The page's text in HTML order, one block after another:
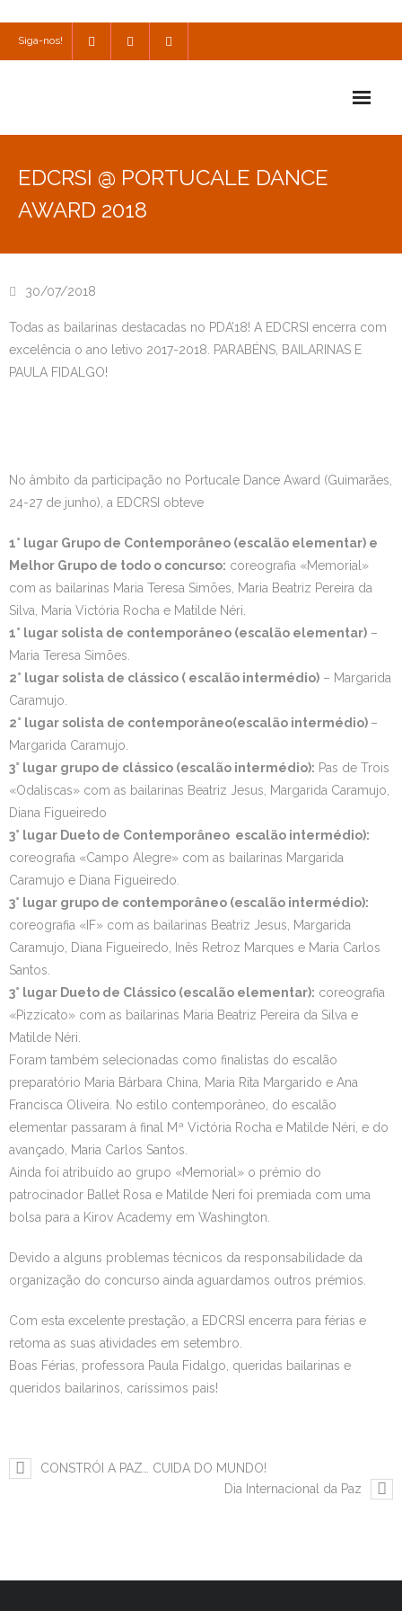
Siga-nos!
SPO
EDCRSI @ PORTUCALE DANCE
AWARD 2018
30/07/2018
Todas as bailarinas destacadas no PDA’18! A EDCRSI encerra com
excelência o ano letivo 2017-2018. PARABÉNS, BAILARINAS E
PAULA FIDALGO!
No âmbito da participação no Portucale Dance Award (Guimarães,
24-27 de junho), a EDCRSI obteve
1° lugar Grupo de Contemporâneo (escalão elementar) e
Melhor Grupo de todo o concurso: coreografia «Memorial»
com as bailarinas Maria Teresa Simões, Maria Beatriz Pereira da
Silva, Maria Victória Rocha e Matilde Néri.
1° lugar solista de contemporâneo (escalão elementar) –
Maria Teresa Simões.
2° lugar solista de clássico ( escalão intermédio) – Margarida
Caramujo.
2° lugar solista de contemporâneo(escalão intermédio) –
Margarida Caramujo.
3° lugar grupo de clássico (escalão intermédio): Pas de Trois
«Odaliscas» com as bailarinas Beatriz Jesus, Margarida Caramujo,
Diana Figueiredo
3° lugar Dueto de Contemporâneo escalão intermédio):
coreografia «Campo Alegre» com as bailarinas Margarida
Caramujo e Diana Figueiredo.
3° lugar grupo de contemporâneo (escalão intermédio):
coreografia «IF» com as bailarinas Beatriz Jesus, Margarida
Caramujo, Diana Figueiredo, Inês Retroz Marques e Maria Carlos
Santos.
3° lugar Dueto de Clássico (escalão elementar): coreografia
«Pizzicato» com as bailarinas Maria Beatriz Pereira da Silva e
Matilde Néri.
Foram também selecionadas como finalistas do escalão
preparatório Maria Bárbara China, Maria Rita Margarido e Ana
Francisca Oliveira. No estilo contemporâneo, do escalão
elementar passaram à final Mª Victória Rocha e Matilde Néri, e do
avançado, Maria Carlos Santos.
Ainda foi atribuído ao grupo «Memorial» o prémio do
patrocinador Ballet Rosa e Matilde Neri foi premiada com uma
bolsa para a Kirov Academy em Washington.
Devido a alguns problemas técnicos da responsabilidade da
organização do concurso ainda aguardamos outros prémios.
Com esta excelente prestação, a EDCRSI encerra para férias e
retoma as suas atividades em setembro.
Boas Férias, professora Paula Fidalgo, queridas bailarinas e
queridos bailarinos, caríssimos pais!
CONSTRÓI A PAZ… CUIDA DO MUNDO!
Dia Internacional da Paz